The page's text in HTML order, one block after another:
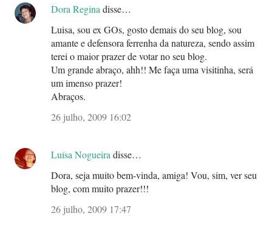
Dora Reginadisse…
Luisa, sou ex GOs, gosto demais do seu blog, sou
amante e defensora ferrenha da natureza, sendo assim
terei o maior prazer de votar no seu blog.
Um grande abraço, ahh!! Me faça uma visitinha, será
um imenso prazer!
Abraços.
26 julho, 2009 16:02
Luísa Nogueiradisse…
Dora, seja muito bem-vinda, amiga! Vou, sim, ver seu
blog, com muito prazer!!!
26 julho, 2009 17:47